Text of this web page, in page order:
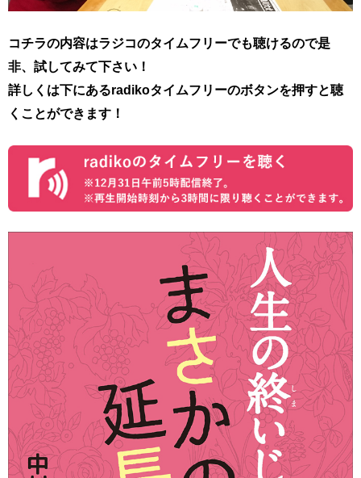
コチラの内容はラジコのタイムフリーでも聴けるので是
非、試してみて下さい！
詳しくは下にあるradikoタイムフリーのボタンを押すと聴
くことができます！